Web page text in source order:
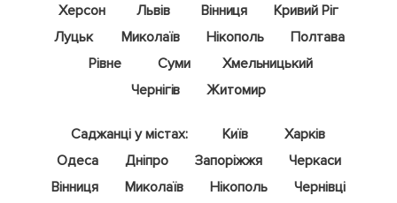
Херсон
Львів Вінниця
Кривий Ріг
Луцьк
Миколаїв Нікополь
Полтава
Рівне
Суми
Хмельницький
Чернігів
Житомир
Саджанці у містах: Київ
Харків
Одеса
Дніпро Запоріжжя
Черкаси
Вінниця
Миколаїв Нікополь
Чернівці